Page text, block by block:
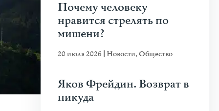
Почему человеку
нравится стрелять по
мишени?
20 июля 2026 Новости,Общество
Яков Фрейдин. Возврат в
никуда